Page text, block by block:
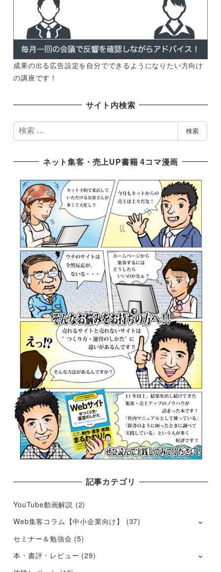
成果の出る広告設定を自分でできるようになりたい方向け
の講座です！
サイト内検索
索
検索
ネット集客・売上UP書籍 4コマ漫画
記事カテゴリ
YouTube動画解説 (2)
Web集客コラム【中小企業向け】
(37)
セミナー＆勉強会 (5)
本・書評・レビュー (29)